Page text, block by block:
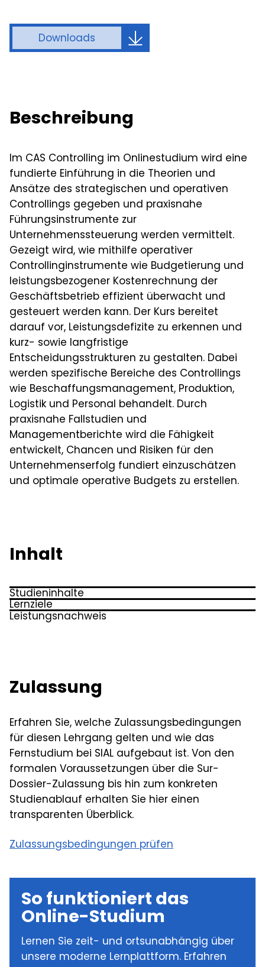
Downloads
Beschreibung
Im CAS Controlling im Onlinestudium wird eine
fundierte Einführung in die Theorien und
Ansätze des strategischen und operativen
Controllings gegeben und praxisnahe
Führungsinstrumente zur
Unternehmenssteuerung werden vermittelt.
Gezeigt wird, wie mithilfe operativer
Controllinginstrumente wie Budgetierung und
leistungsbezogener Kostenrechnung der
Geschäftsbetrieb effizient überwacht und
gesteuert werden kann. Der Kurs bereitet
darauf vor, Leistungsdefizite zu erkennen und
kurz- sowie langfristige
Entscheidungsstrukturen zu gestalten. Dabei
werden spezifische Bereiche des Controllings
wie Beschaffungsmanagement, Produktion,
Logistik und Personal behandelt. Durch
praxisnahe Fallstudien und
Managementberichte wird die Fähigkeit
entwickelt, Chancen und Risiken für den
Unternehmenserfolg fundiert einzuschätzen
und optimale operative Budgets zu erstellen.
Inhalt
Studieninhalte
Theorien und Ansätze zum strategischen
und leistungsbezogene Kostenrechnung
Entscheidungsstrukturen
Spezifische Bereiche des Controllings (z.B.
Beschaffungsmanagement, Produktion,
Logistik, Vertrieb, Personal, etc.),
Managementberichte
Lernziele
Bewertung der theoretischen Ansätze des
Verfahren für lang- und kurzfristige
Auswählen geeigneter Werkzeuge und
moderne Methoden der
Unternehmenssteuerung
Vorbereitung des operativen Budgets
sowie Analyse der Chancen und Risiken für
den Unternehmenserfolg
Leistungsnachweis
Zulassung
Erfahren Sie, welche Zulassungsbedingungen
für diesen Lehrgang gelten und wie das
Fernstudium bei SIAL aufgebaut ist. Von den
formalen Voraussetzungen über die Sur-
Dossier-Zulassung bis hin zum konkreten
Studienablauf erhalten Sie hier einen
transparenten Überblick.
Zulassungsbedingungen prüfen
So funktioniert das
Online-Studium
Lernen Sie zeit- und ortsunabhängig über
unsere moderne Lernplattform. Erfahren